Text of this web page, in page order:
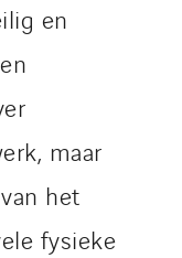
en
maar
het
fysieke